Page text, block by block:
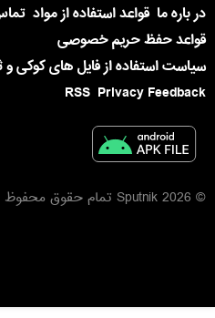
در باره ما قواعد استفاده از مواد
قواعد حفظ حریم خصوصی
سیاست استفاده از فایل های کوکی و
Privacy Feedback
RSS
© 2026 Sputnik تمام حقوق محفوظ است +18